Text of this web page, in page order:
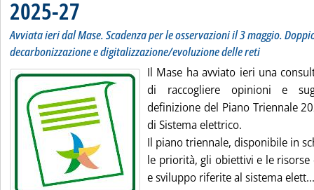
2025-27
Avviata ieri dal Mase. Scadenza per le osservazioni il 3 maggio.
decarbonizzazione e digitalizzazione/evoluzione delle reti
Il Mase ha avviato ieri una
di raccogliere opinioni e
definizione del Piano Triennale
di Sistema elettrico.
Il piano triennale, disponibile in
le priorità, gli obiettivi e le
e sviluppo riferite al sistema elett...